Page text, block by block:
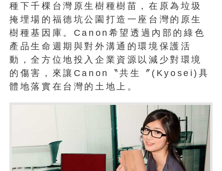
種下千棵台灣原生樹種樹苗，在原為垃圾
掩埋場的福德坑公園打造一座台灣的原生
樹種基因庫。Canon希望透過內部的綠色
產品生命週期與對外溝通的環境保護活
動，全方位地投入企業資源以減少對環境
的傷害，來讓Canon〝共生〞(Kyosei)具
體地落實在台灣的土地上。